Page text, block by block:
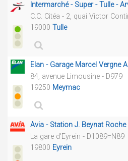
Intermarché - Super - Tulle -
C.C. Citéa - 2, quai Victor
19000 Tulle
Elan - Garage Marcel Vergne
84, avenue Limousine - D979
19250 Meymac
Avia - Station J. Beynat Roche
La gare d'Eyrein - D1089=N89
19800 Eyrein